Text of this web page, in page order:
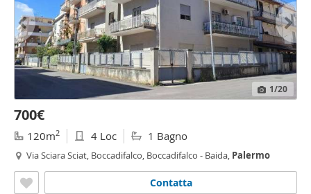
1/20
700€
120m2 4 Loc 1 Bagno
Via Sciara Sciat, Boccadifalco, Boccadifalco - Baida, Palermo
Contatta